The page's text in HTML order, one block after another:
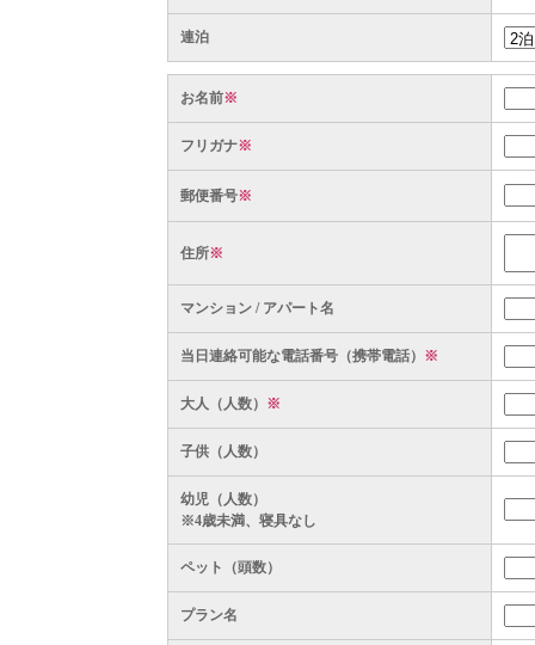
連泊
お名前※
フリガナ※
郵便番号※
住所※
マンション / アパート名
当日連絡可能な電話番号（携帯電話） ※
大人（人数） ※
子供（人数）
幼児（人数）
※4歳未満、寝具なし
ペット（頭数）
プラン名